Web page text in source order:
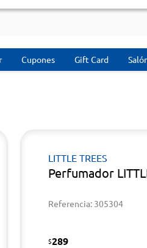
Cupones Gift Card
LITTLE TREES
Perfumador
Referencia: 305304
$289